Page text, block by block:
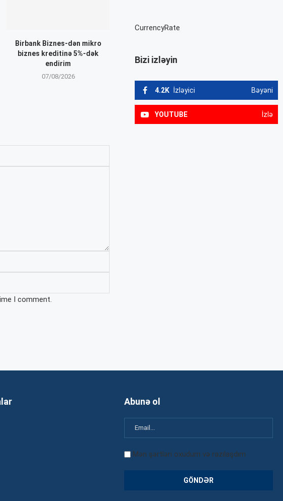
Birbank Biznes-dən mikro
biznes kreditinə 5%-dək
endirim
07/08/2026
I comment.
CurrencyRate
Bizi izləyin
4.2K İzləyici Bəyəni
YOUTUBE İzlə
Abunə ol
Mən şərtləri oxudum və razılaşdım